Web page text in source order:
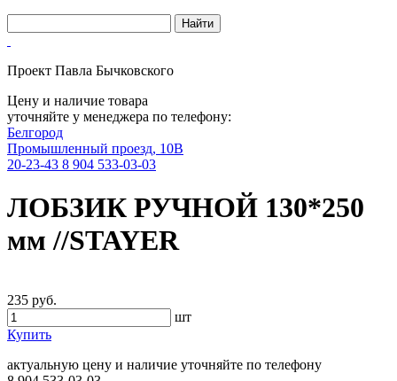
Проект Павла Бычковского
Цену и наличие товара
уточняйте у менеджера по телефону:
Белгород
Промышленный проезд, 10В
20-23-43 8 904 533-03-03
ЛОБЗИК РУЧНОЙ 130*250
мм //STAYER
235 руб.
шт
Купить
актуальную цену и наличие уточняйте по телефону